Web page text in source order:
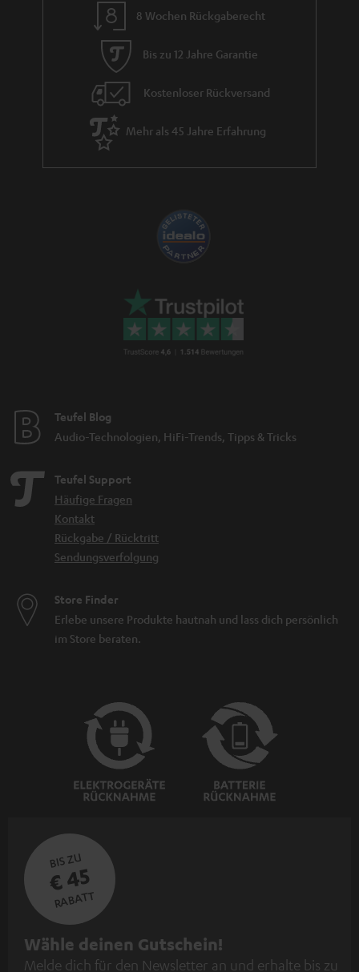
8 Wochen Rückgaberecht
Bis zu 12 Jahre Garantie
Kostenloser Rückversand
Mehr als 45 Jahre Erfahrung
Teufel Blog
Audio-Technologien, HiFi-Trends, Tipps & Tricks
Teufel Support
Häufige Fragen
Kontakt
Rückgabe / Rücktritt
Sendungsverfolgung
Store Finder
Erlebe unsere Produkte hautnah und lass dich persönlich
im Store beraten.
BIS ZU
€ 45
RABATT
N
Wähle deinen Gutschein!
Melde dich für den Newsletter an und erhalte bis zu